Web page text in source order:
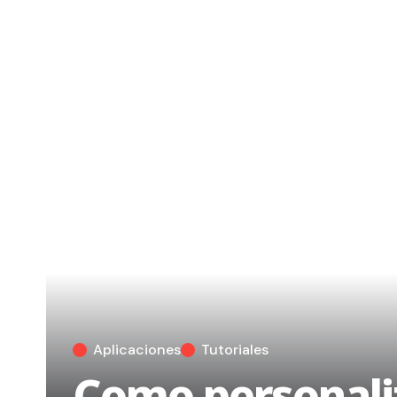
Aplicaciones Tutoriales